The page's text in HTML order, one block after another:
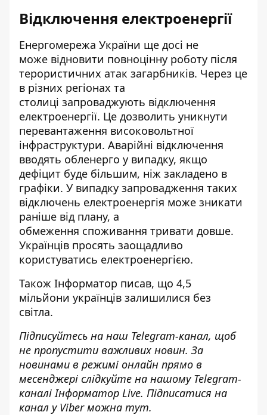
Відключення електроенергії
Енергомережа України ще досі не
може відновити повноцінну роботу після
терористичних атак загарбників. Через це
в різних регіонах та
столиці запроваджують відключення
електроенергії. Це дозволить уникнути
перевантаження високовольтної
інфраструктури. Аварійні відключення
вводять обленерго у випадку, якщо
дефіцит буде більшим, ніж закладено в
графіки. У випадку запровадження таких
відключень електроенергія може зникати
раніше від плану, а
обмеження споживання тривати довше.
Українців просять заощадливо
користуватись електроенергією.
Також Інформатор писав, що 4,5
мільйони українців залишилися без
світла.
Підписуйтесь на наш Telegram-канал, щоб
не пропустити важливих новин. За
новинами в режимі онлайн прямо в
месенджері слідкуйте на нашому Telegram-
каналіІнформатор Live. Підписатися на
канал у Viber можна тут.